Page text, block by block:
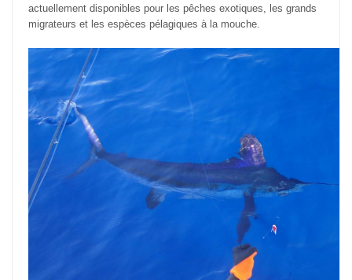
actuellement disponibles pour les pêches exotiques, les grands
migrateurs et les espèces pélagiques à la mouche.